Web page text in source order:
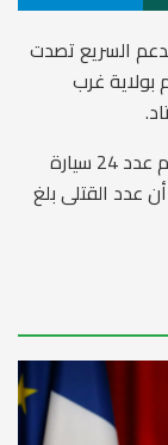
السريع تصدت
غرب
وكشف في تغريدة على منصة إكس عن استلام عدد 24 سيارة
8، مشيرا إلى أن عدد القتلى بلغ